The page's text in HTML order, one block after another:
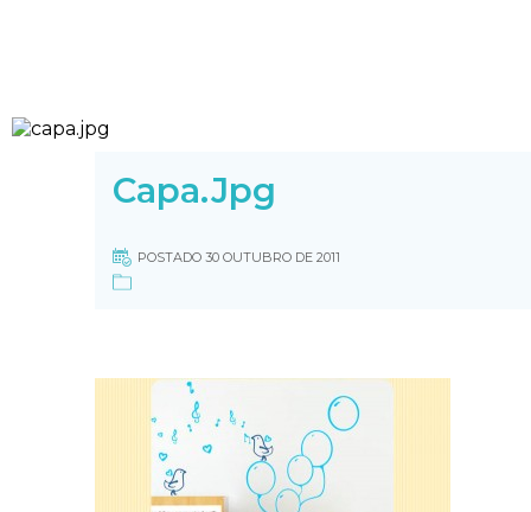
Capa.jpg
POSTADO 30 OUTUBRO DE 2011